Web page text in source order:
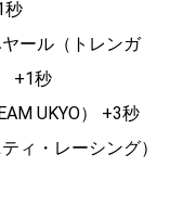
秒
ール（トレンガ
+1秒
UKYO） +3秒
ィ・レーシング）